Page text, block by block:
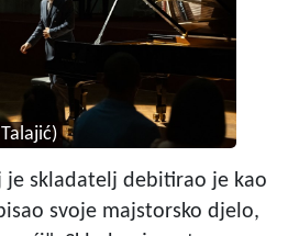
je skladatelj debitirao je kao
svoje majstorsko djelo,